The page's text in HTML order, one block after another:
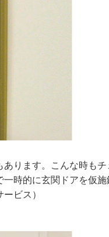
ります。こんな時もチ
時的に玄関ドアを仮施
ビス）